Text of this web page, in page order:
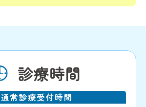
診療時間
通常診療受付時間